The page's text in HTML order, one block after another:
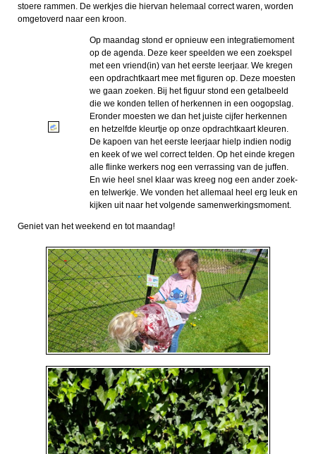
stoere rammen. De werkjes die hiervan helemaal correct waren, worden
omgetoverd naar een kroon.
Op maandag stond er opnieuw een integratiemoment
op de agenda. Deze keer speelden we een zoekspel
met een vriend(in) van het eerste leerjaar. We kregen
een opdrachtkaart mee met figuren op. Deze moesten
we gaan zoeken. Bij het figuur stond een getalbeeld
die we konden tellen of herkennen in een oogopslag.
Eronder moesten we dan het juiste cijfer herkennen
en hetzelfde kleurtje op onze opdrachtkaart kleuren.
De kapoen van het eerste leerjaar hielp indien nodig
en keek of we wel correct telden. Op het einde kregen
alle flinke werkers nog een verrassing van de juffen.
En wie heel snel klaar was kreeg nog een ander zoek-
en telwerkje. We vonden het allemaal heel erg leuk en
kijken uit naar het volgende samenwerkingsmoment.
Geniet van het weekend en tot maandag!